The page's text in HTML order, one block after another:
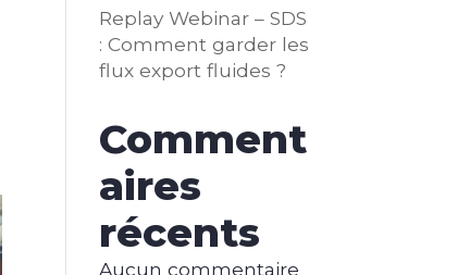
Replay Webinar – SDS
: Comment garder les
flux export fluides ?
Comment
aires
récents
Aucun commentaire